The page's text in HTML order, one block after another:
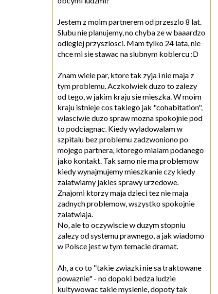
Jestem z moim partnerem od przeszlo 8 lat.
Slubu nie planujemy, no chyba ze w baaardzo
odleglej przyszlosci. Mam tylko 24 lata, nie
chce mi sie stawac na slubnym kobiercu :D
Znam wiele par, ktore tak zyja i nie maja z
tym problemu. Aczkolwiek duzo to zalezy
od tego, w jakim kraju sie mieszka. W moim
kraju istnieje cos takiego jak "cohabitation",
wlasciwie duzo spraw mozna spokojnie pod
to podciagnac. Kiedy wyladowalam w
szpitalu bez problemu zadzwoniono po
mojego partnera, ktorego mialam podanego
jako kontakt. Tak samo nie ma problemow
kiedy wynajmujemy mieszkanie czy kiedy
zalatwiamy jakies sprawy urzedowe.
Znajomi ktorzy maja dzieci tez nie maja
zadnych problemow, wszystko spokojnie
zalatwiaja.
No, ale to oczywiscie w duzym stopniu
zalezy od systemu prawnego, a jak wiadomo
w Polsce jest w tym temacie dramat.
Ah, a co to "takie zwiazki nie sa traktowane
powaznie" - no dopoki bedza ludzie
kultywowac takie myslenie, dopoty tak